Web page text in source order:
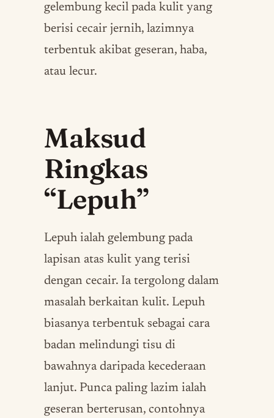
gelembung kecil pada kulit yang
berisi cecair jernih, lazimnya
terbentuk akibat geseran, haba,
atau lecur.
Maksud
Ringkas
“Lepuh”
Lepuh ialah gelembung pada
lapisan atas kulit yang terisi
dengan cecair. Ia tergolong dalam
masalah berkaitan kulit. Lepuh
biasanya terbentuk sebagai cara
badan melindungi tisu di
bawahnya daripada kecederaan
lanjut. Punca paling lazim ialah
geseran berterusan, contohnya